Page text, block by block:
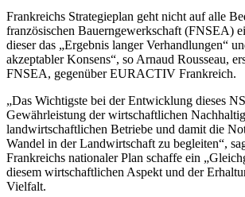
Frankreichs Strategieplan geht nicht auf alle
französischen Bauerngewerkschaft (FNSEA)
dieser das „Ergebnis langer Verhandlungen“
akzeptabler Konsens“, so Arnaud Rousseau,
FNSEA, gegenüber EURACTIV Frankreich.
„Das Wichtigste bei der Entwicklung dieses
Gewährleistung der wirtschaftlichen
landwirtschaftlichen Betriebe und damit die
Wandel in der Landwirtschaft zu begleiten“,
Frankreichs nationaler Plan schaffe ein
diesem wirtschaftlichen Aspekt und der
Vielfalt.